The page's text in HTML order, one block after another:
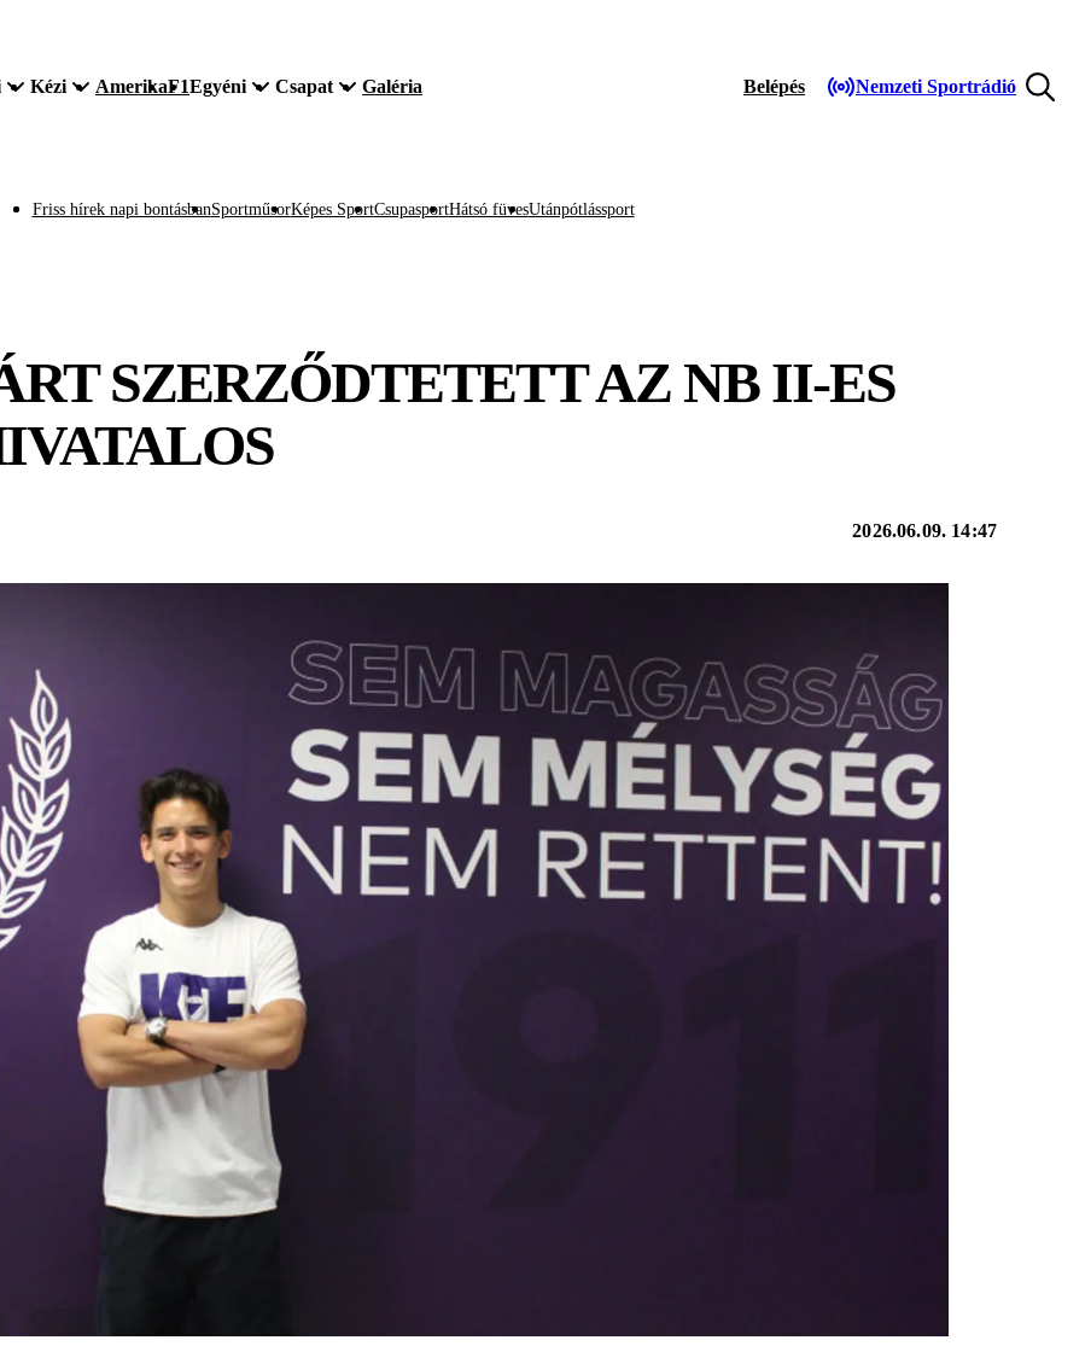
Kézi AmerikaF1Egyéni Csapat Galéria Belépés Nemzeti Sportrádió
Friss hírek napi bontásbanSportműsorKépes SportCsupasportHátsó füvesUtánpótlássport
SZERZŐDTETETT AZ NB II-ES
2026.06.09. 14:47